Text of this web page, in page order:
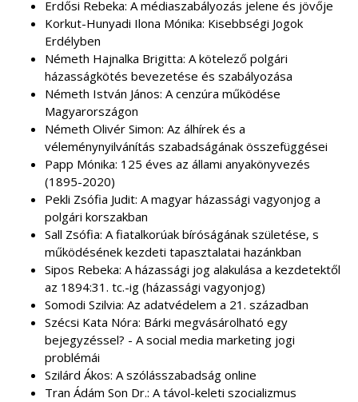
Erdősi Rebeka: A médiaszabályozás jelene és jövője
Korkut-Hunyadi Ilona Mónika: Kisebbségi Jogok
Erdélyben
Németh Hajnalka Brigitta: A kötelező polgári
házasságkötés bevezetése és szabályozása
Németh István János: A cenzúra működése
Magyarországon
Németh Olivér Simon: Az álhírek és a
véleménynyilvánítás szabadságának összefüggései
Papp Mónika: 125 éves az állami anyakönyvezés
(1895-2020)
Pekli Zsófia Judit: A magyar házassági vagyonjog a
polgári korszakban
Sall Zsófia: A fiatalkorúak bíróságának születése, s
működésének kezdeti tapasztalatai hazánkban
Sipos Rebeka: A házassági jog alakulása a kezdetektől
az 1894:31. tc.-ig (házassági vagyonjog)
Somodi Szilvia: Az adatvédelem a 21. században
Szécsi Kata Nóra: Bárki megvásárolható egy
bejegyzéssel? - A social media marketing jogi
problémái
Szilárd Ákos: A szólásszabadság online
Tran Ádám Son Dr.: A távol-keleti szocializmus